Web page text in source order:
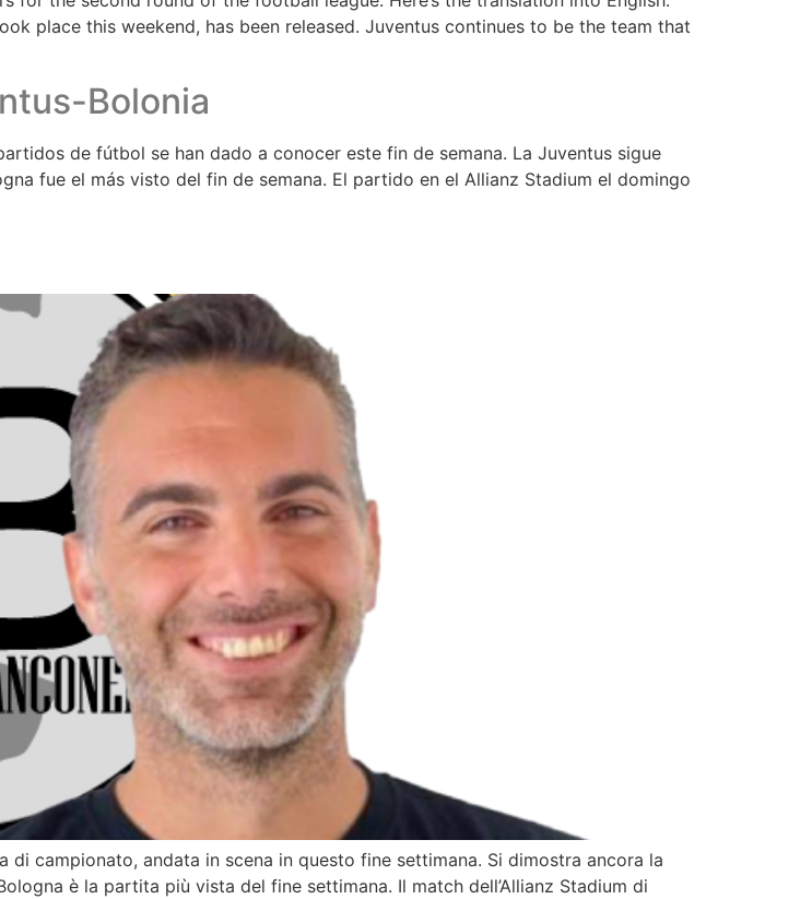
place this weekend, has been released. Juventus continues to be the team that
Bolonia
de fútbol se han dado a conocer este fin de semana. La Juventus sigue
fue el más visto del fin de semana. El partido en el Allianz Stadium el domingo
campionato, andata in scena in questo fine settimana. Si dimostra ancora la
è la partita più vista del fine settimana. Il match dell’Allianz Stadium di